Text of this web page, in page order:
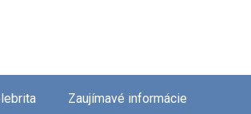
Zaujímavé informácie